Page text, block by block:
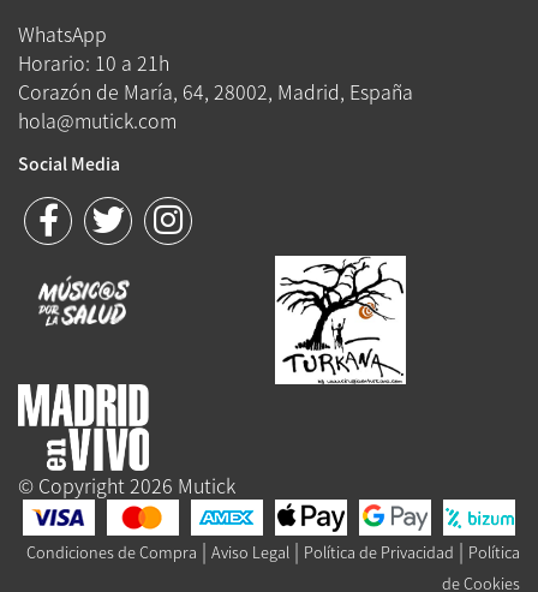
WhatsApp
Horario: 10 a 21h
Corazón de María, 64, 28002, Madrid, España
hola@mutick.com
Social Media
© Copyright 2026 Mutick
Condiciones de Compra | Aviso Legal | Política de Privacidad | Política
de Cookies